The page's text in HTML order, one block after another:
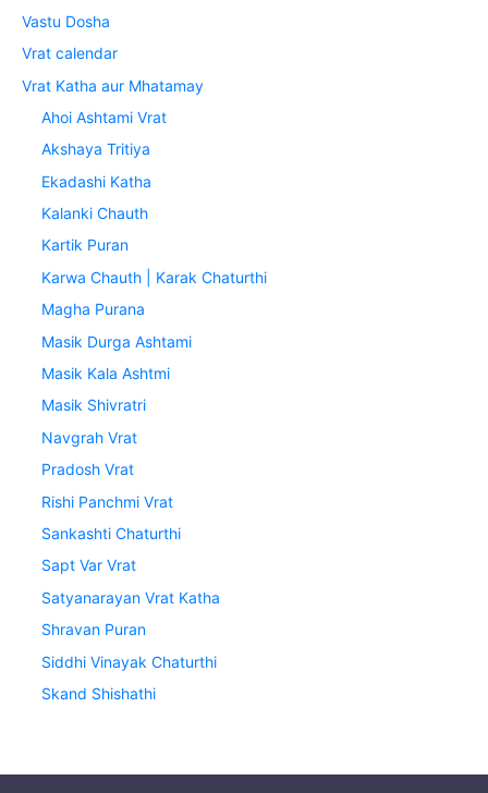
Vastu Dosha
Vrat calendar
Vrat Katha aur Mhatamay
Ahoi Ashtami Vrat
Akshaya Tritiya
Ekadashi Katha
Kalanki Chauth
Kartik Puran
Karwa Chauth | Karak Chaturthi
Magha Purana
Masik Durga Ashtami
Masik Kala Ashtmi
Masik Shivratri
Navgrah Vrat
Pradosh Vrat
Rishi Panchmi Vrat
Sankashti Chaturthi
Sapt Var Vrat
Satyanarayan Vrat Katha
Shravan Puran
Siddhi Vinayak Chaturthi
Skand Shishathi